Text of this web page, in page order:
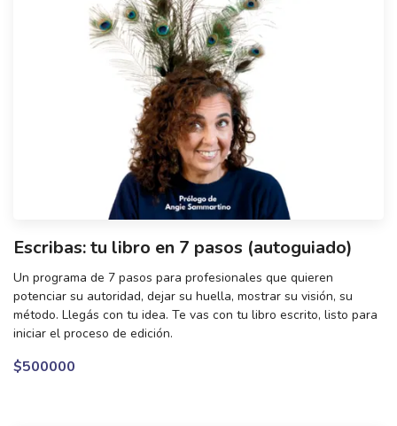
Escribas: tu libro en 7 pasos (autoguiado)
Un programa de 7 pasos para profesionales que quieren
potenciar su autoridad, dejar su huella, mostrar su visión, su
método. Llegás con tu idea. Te vas con tu libro escrito, listo para
iniciar el proceso de edición.
$500000